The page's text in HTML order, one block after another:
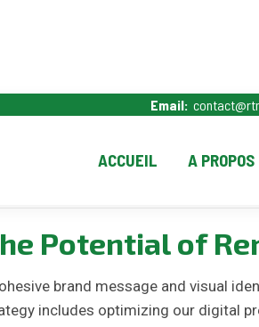
Email:
ACCUEIL A PROPOS
Potential of
brand message and visual
includes optimizing our digital